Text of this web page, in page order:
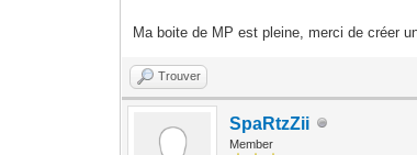
Ma boite de MP est pleine, merci de créer
Trouver
SpaRtzZii
Member